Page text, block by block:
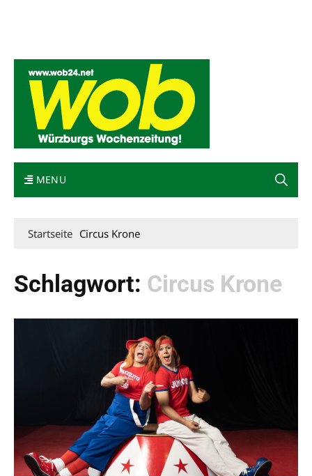
MENU
Startseite Circus Krone
Schlagwort: Circus Krone